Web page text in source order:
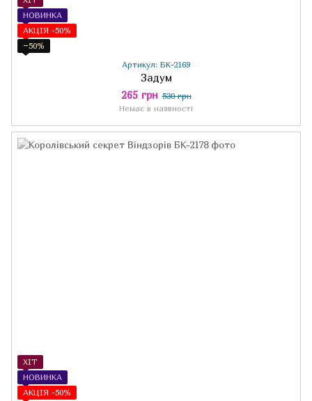
НОВИНКА
АКЦІЯ -50%
−50%
Артикул: БК-2169
Задум
265 грн 530 грн
Немає в наявності
ХІТ
НОВИНКА
АКЦІЯ -50%